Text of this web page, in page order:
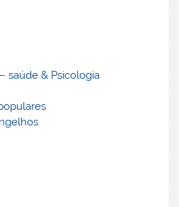
saúde & Psicologia